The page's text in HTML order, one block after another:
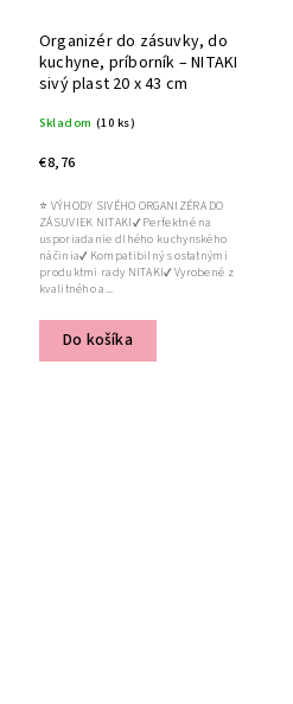
Organizér do zásuvky, do
kuchyne, príborník – NITAKI
sivý plast 20 x 43 cm
Skladom (10 ks)
€8,76
Do košíka
⭐ VÝHODY SIVÉHO ORGANIZÉRA DO
ZÁSUVIEK NITAKI✔ Perfektné na
usporiadanie dlhého kuchynského
náčinia✔ Kompatibilný s ostatnými
produktmi rady NITAKI✔ Vyrobené z
kvalitného a...